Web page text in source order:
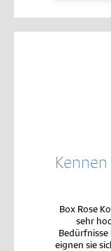
Box Rose
sehr
eignen sie